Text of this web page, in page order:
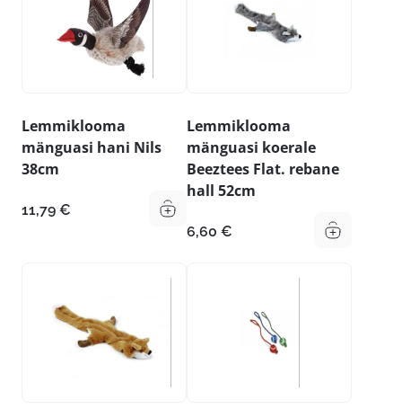
Lemmiklooma
mänguasi hani Nils
38cm
11,79 €
Lemmiklooma
mänguasi koerale
Beeztees Flat. rebane
hall 52cm
6,60 €